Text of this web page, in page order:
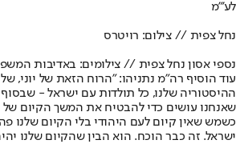
לע'"מ
נחל צפית // צילום: רויטרס
נספי אסון נחל צפית // צילומים: באדיבות
עוד הוסיף רה"מ נתניהו: "הרוח הזאת של יוני,
ההיסטוריה שלנו, כל תולדות עם ישראל -
שאנחנו עושים כדי להבטיח את המשך הקיום של
כשמש שאין קיום לעם היהודי בלי הקיום שלנו
ישראל. זה כבר הוכח. הוא הבין שהקיום שלנו